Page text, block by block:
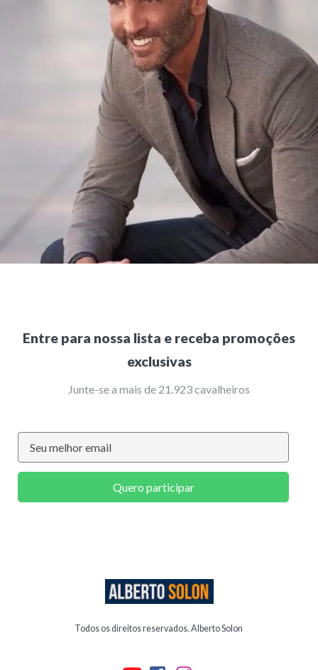
Entre para nossa lista e receba promoções
exclusivas
Junte-se a mais de 21.923 cavalheiros
Quero participar
Todos os direitos reservados. Alberto Solon